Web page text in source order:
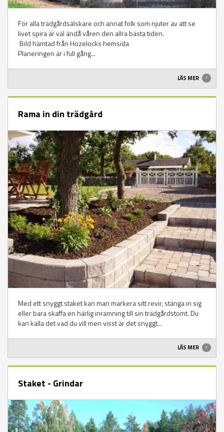
För alla trädgårdsälskare och annat folk som njuter av att se
livet spira är väl ändå våren den allra bästa tiden.
Bild hämtad från Hozelocks hemsida
Planeringen är i full gång...
LÄS MER
Rama in din trädgård
Med ett snyggt staket kan man markera sitt revir, stänga in sig
eller bara skaffa en härlig inramning till sin trädgårdstomt. Du
kan kalla det vad du vill men visst är det snyggt...
LÄS MER
Staket - Grindar